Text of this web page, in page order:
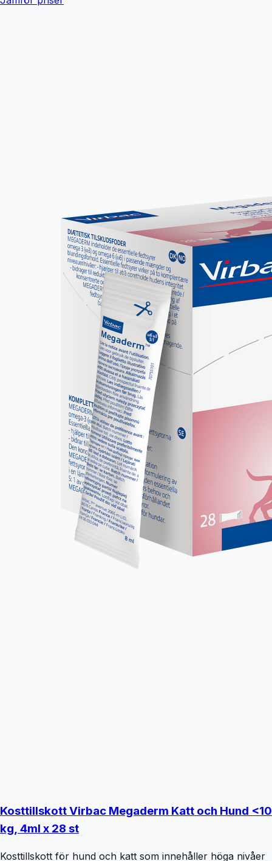
Kosttillskott Virbac Megaderm Katt och Hund <10
kg, 4ml x 28 st
Kosttillskott för hund och katt som innehåller höga nivåer